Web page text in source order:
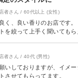
てしまった点、切られた髪
ていた点、整髪ケープを外
れた毛が服に付着した点
感に襲われ、安心してくつ
のカウンセリングの段階で
な髪型や写真を提示せず、
りますが、ここまで酷い
者さん / 60代以上 (女性)
く、良い香りのお店です
を絞って上手く聞いてもら
者さん / 40代 (男性)
いしておりますが、イメ
させてもらってます。